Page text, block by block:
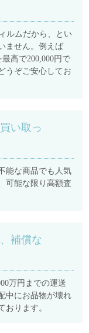
ルムだから、とい
ません。例えば
高で200,000円で
うぞご安心してお
い取っ
能な商品でも人気
可能な限り高額査
補償な
万円までの運送
中にお品物が壊れ
おります。